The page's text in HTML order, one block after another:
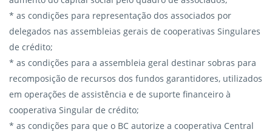
* as condições para representação dos associados por
delegados nas assembleias gerais de cooperativas Singulares
de crédito;
* as condições para a assembleia geral destinar sobras para
recomposição de recursos dos fundos garantidores, utilizados
em operações de assistência e de suporte financeiro à
cooperativa Singular de crédito;
* as condições para que o BC autorize a cooperativa Central